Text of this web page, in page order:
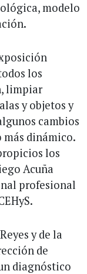
modelo
los
limpiar
y objetos y
cambios
dinámico.
los
Acuña
profesional
y de la
de
diagnóstico